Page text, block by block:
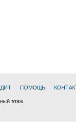
ПОМОЩЬ
этаж.